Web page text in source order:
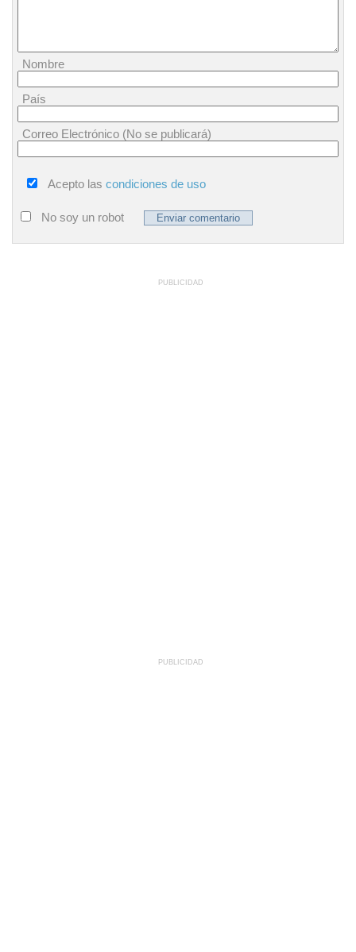
Nombre
País
Correo Electrónico (No se publicará)
Acepto las condiciones de uso
No soy un robot
PUBLICIDAD
PUBLICIDAD